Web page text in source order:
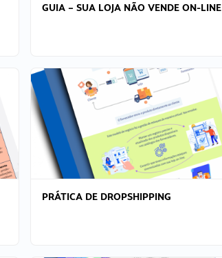
GUIA – SUA LOJA NÃO VENDE ON-LINE
PRÁTICA DE DROPSHIPPING